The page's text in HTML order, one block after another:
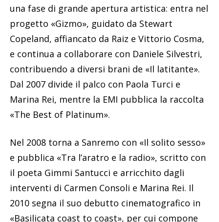
una fase di grande apertura artistica: entra nel
progetto «Gizmo», guidato da Stewart
Copeland, affiancato da Raiz e Vittorio Cosma,
e continua a collaborare con Daniele Silvestri,
contribuendo a diversi brani de «Il latitante».
Dal 2007 divide il palco con Paola Turci e
Marina Rei, mentre la EMI pubblica la raccolta
«The Best of Platinum».
Nel 2008 torna a Sanremo con «Il solito sesso»
e pubblica «Tra l’aratro e la radio», scritto con
il poeta Gimmi Santucci e arricchito dagli
interventi di Carmen Consoli e Marina Rei. Il
2010 segna il suo debutto cinematografico in
«Basilicata coast to coast», per cui compone